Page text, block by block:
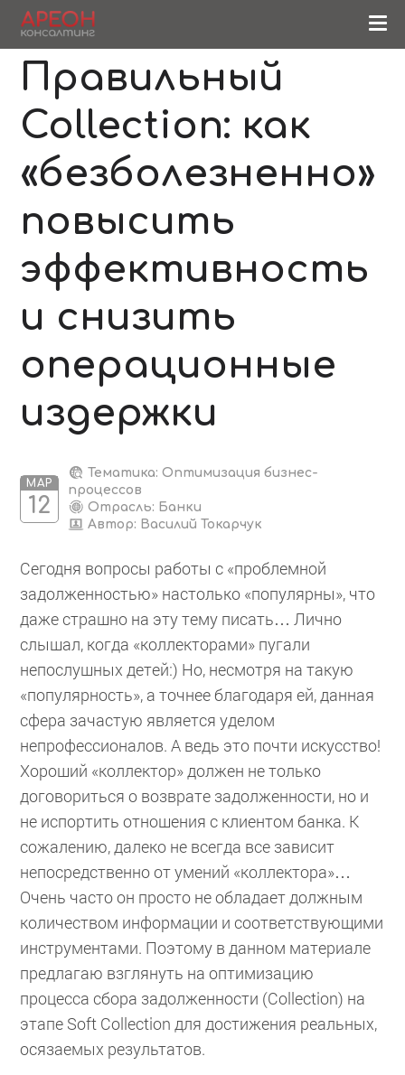
Правильный
Collection: как
«безболезненно»
повысить
эффективность
и снизить
операционные
издержки
МАР
12
Тематика: Оптимизация бизнес-
процессов
Отрасль: Банки
Автор: Василий Токарчук
Сегодня вопросы работы с «проблемной
задолженностью» настолько «популярны», что
даже страшно на эту тему писать… Лично
слышал, когда «коллекторами» пугали
непослушных детей:) Но, несмотря на такую
«популярность», а точнее благодаря ей, данная
сфера зачастую является уделом
непрофессионалов. А ведь это почти искусство!
Хороший «коллектор» должен не только
договориться о возврате задолженности, но и
не испортить отношения с клиентом банка. К
сожалению, далеко не всегда все зависит
непосредственно от умений «коллектора»…
Очень часто он просто не обладает должным
количеством информации и соответствующими
инструментами. Поэтому в данном материале
предлагаю взглянуть на оптимизацию
процесса сбора задолженности (Collection) на
этапе Soft Collection для достижения реальных,
осязаемых результатов.